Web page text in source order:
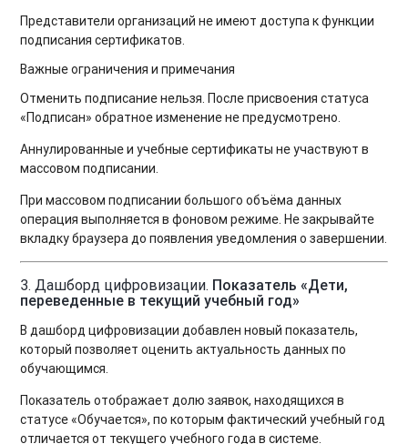
Представители организаций не имеют доступа к функции
подписания сертификатов.
Важные ограничения и примечания
Отменить подписание нельзя. После присвоения статуса
«Подписан» обратное изменение не предусмотрено.
Аннулированные и учебные сертификаты не участвуют в
массовом подписании.
При массовом подписании большого объёма данных
операция выполняется в фоновом режиме. Не закрывайте
вкладку браузера до появления уведомления о завершении.
3. Дашборд цифровизации. Показатель «Дети,
переведенные в текущий учебный год»
В дашборд цифровизации добавлен новый показатель,
который позволяет оценить актуальность данных по
обучающимся.
Показатель отображает долю заявок, находящихся в
статусе «Обучается», по которым фактический учебный год
отличается от текущего учебного года в системе.